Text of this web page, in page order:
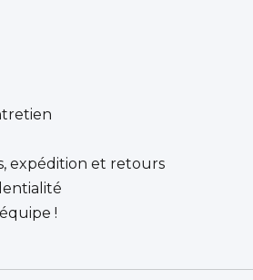
expédition et retours
!